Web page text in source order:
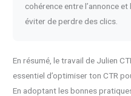
cohérence entre l’annonce
éviter de perdre des clics.
En résumé, le travail de Julien
essentiel d’optimiser ton CTR
En adoptant les bonnes